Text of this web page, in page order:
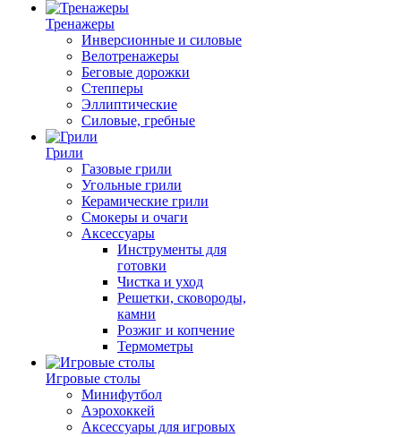
Тренажеры
Инверсионные и силовые
Велотренажеры
Беговые дорожки
Степперы
Эллиптические
Силовые, гребные
Грили
Газовые грили
Угольные грили
Керамические грили
Смокеры и очаги
Аксессуары
Инструменты для
готовки
Чистка и уход
Решетки, сковороды,
камни
Розжиг и копчение
Термометры
Игровые столы
Минифутбол
Аэрохоккей
Аксессуары для игровых